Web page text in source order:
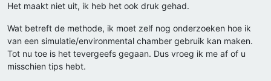
Het maakt niet uit, ik heb het ook druk gehad.
Wat betreft de methode, ik moet zelf nog onderzoeken hoe ik
van een simulatie/environmental chamber gebruik kan maken.
Tot nu toe is het tevergeefs gegaan. Dus vroeg ik me af of u
misschien tips hebt.